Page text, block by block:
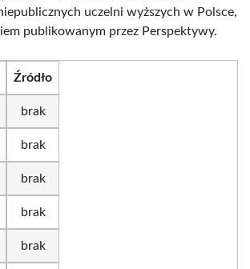
uczelni wyższych w Polsce,
publikowanym przez Perspektywy.
Źródło
brak
brak
brak
brak
brak